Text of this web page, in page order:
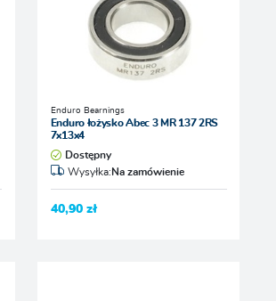
Enduro Bearnings
Enduro łożysko Abec 3 MR 137 2RS
7x13x4
Dostępny
Wysyłka:Na zamówienie
40,90 zł